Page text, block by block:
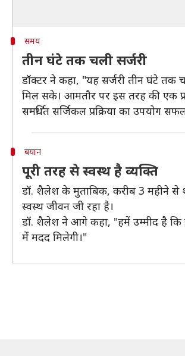
समय
तीन घंटे तक चली सर्जरी
डॉक्टर ने कहा, "यह सर्जरी तीन घंटे
मिल सके। आमतौर पर इस तरह की एक
समर्थित सर्जिकल प्रक्रिया का उपयोग
बयान
पूरी तरह से स्वस्थ है व्यक्ति
डॉ. शैलेश के मुताबिक, करीब 3 महीने से
स्वस्थ जीवन जी रहा है।
डॉ. शैलेश ने आगे कहा, "हमें उम्मीद है कि
में मदद मिलेगी।"